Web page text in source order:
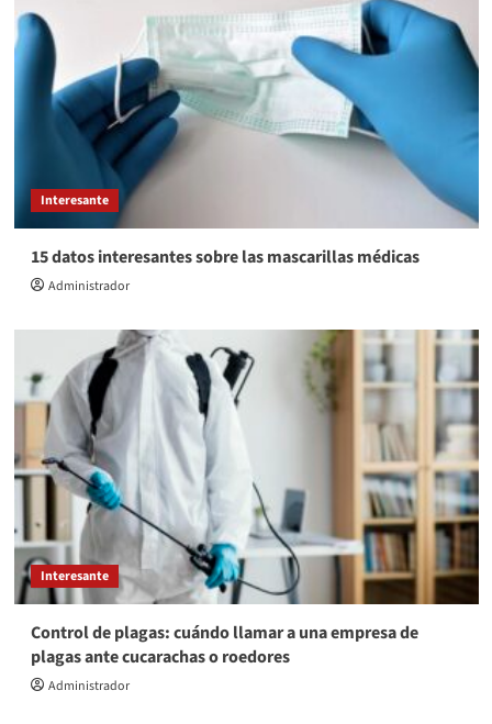
Interesante
15 datos interesantes sobre las mascarillas médicas
Administrador
Interesante
Control de plagas: cuándo llamar a una empresa de
plagas ante cucarachas o roedores
Administrador